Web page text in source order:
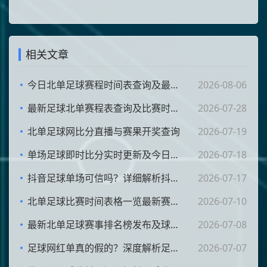
相关文章
今日北单足球赛程时间表查询及最新比赛安排一览
2026-08-06
最新足球北单赛程表查询及比赛时间安排一览
2026-07-28
北单足球网比分直播与赛果开奖查询
2026-07-19
单场足球即时比分实时更新及今日赛事最新分析
2026-07-18
抖音足球单场可信吗？详细解析抖音足球单场真假及用户评价
2026-07-17
北单足球比赛时间表格一览最新赛程查询指南
2026-07-10
最新北单足球赛事排名榜发布及球队实力全面解析
2026-07-08
足球网红单真的假的？深度解析足球网红单准确性与可靠性
2026-07-07